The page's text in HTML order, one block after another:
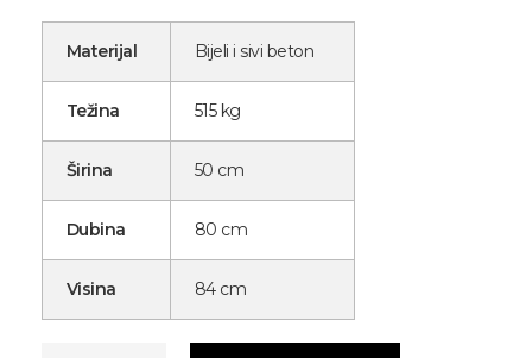
Materijal Bijeli i sivi beton
Težina 515 kg
Širina 50 cm
Dubina 80 cm
Visina 84 cm